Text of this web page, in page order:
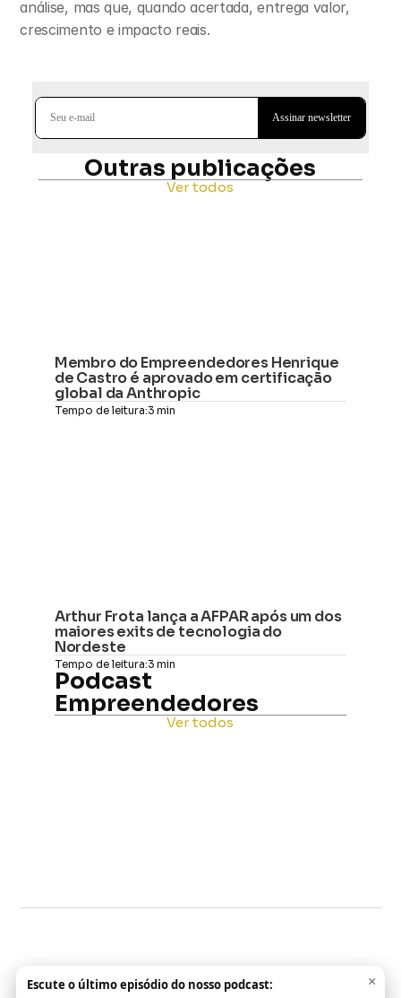
análise, mas que, quando acertada, entrega valor,
crescimento e impacto reais.
Outras publicações
Ver todos
Membro do Empreendedores Henrique
de Castro é aprovado em certificação
global da Anthropic
Tempo de leitura:3 min
Arthur Frota lança a AFPAR após um dos
maiores exits de tecnologia do
Nordeste
Tempo de leitura:3 min
Podcast
Empreendedores
Ver todos
Escute o último episódio do nosso podcast: ×